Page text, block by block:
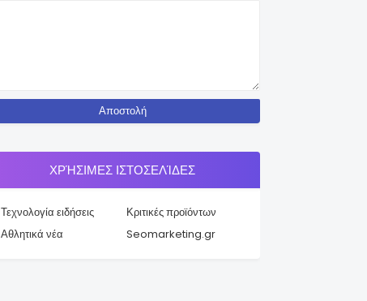
ΧΡΉΣΙΜΕΣ ΙΣΤΟΣΕΛΊΔΕΣ
Τεχνολογία ειδήσεις
Κριτικές προϊόντων
Αθλητικά νέα
Seomarketing.gr